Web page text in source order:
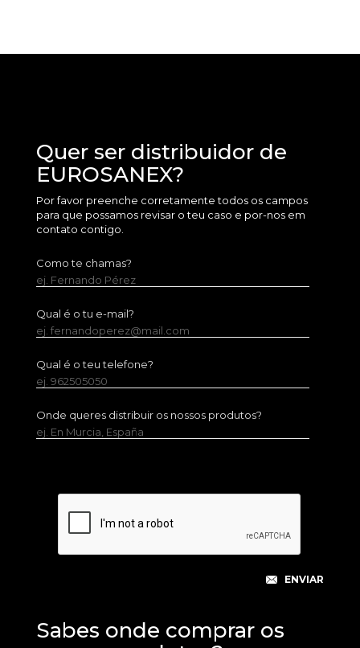
Quer ser distribuidor de
EUROSANEX?
Por favor preenche corretamente todos os campos
para que possamos revisar o teu caso e por-nos em
contato contigo.
Como te chamas?
ej. Fernando Pérez
Qual é o tu e-mail?
ej. fernandoperez@mail.com
Qual é o teu telefone?
ej. 962505050
Onde queres distribuir os nossos produtos?
ej. En Murcia, España
Sabes onde comprar os